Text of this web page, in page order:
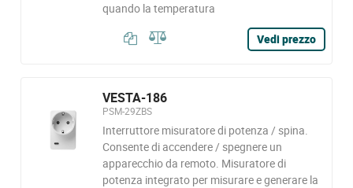
quando la temperatura
Vedi prezzo
VESTA-186
PSM-29ZBS
Interruttore misuratore di potenza / spina.
Consente di accendere / spegnere un
apparecchio da remoto. Misuratore di
potenza integrato per misurare e generare la